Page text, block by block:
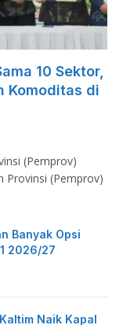
10 Sektor,
Komoditas di
(Pemprov)
Provinsi (Pemprov)
Banyak Opsi
2026/27
Naik Kapal